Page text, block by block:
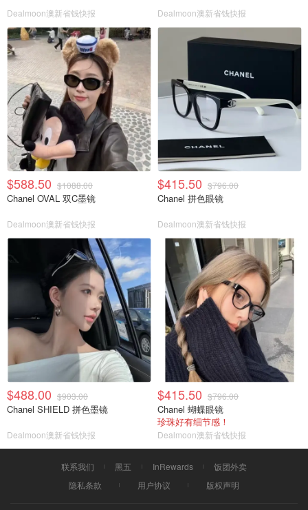
Dealmoon澳新省钱快报 Dealmoon澳新省钱快报
$588.50 $1088.00
Chanel OVAL 双C墨镜
Dealmoon澳新省钱快报
$415.50 $796.00
Chanel 拼色眼镜
Dealmoon澳新省钱快报
$488.00 $903.00
Chanel SHIELD 拼色墨镜
Dealmoon澳新省钱快报
$415.50 $796.00
Chanel 蝴蝶眼镜
珍珠好有细节感！
Dealmoon澳新省钱快报
联系我们 黑五 InRewards
饭团外卖
隐私条款
用户协议 版权声明